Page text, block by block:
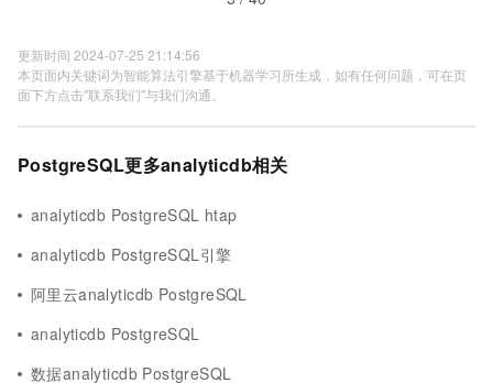
更新时间 2024-07-25 21:14:56
本页面内关键词为智能算法引擎基于机器学习所生成，如有任何问题，可在页
面下方点击"联系我们"与我们沟通。
PostgreSQL更多analyticdb相关
analyticdb PostgreSQL htap
analyticdb PostgreSQL引擎
阿里云analyticdb PostgreSQL
analyticdb PostgreSQL
数据analyticdb PostgreSQL